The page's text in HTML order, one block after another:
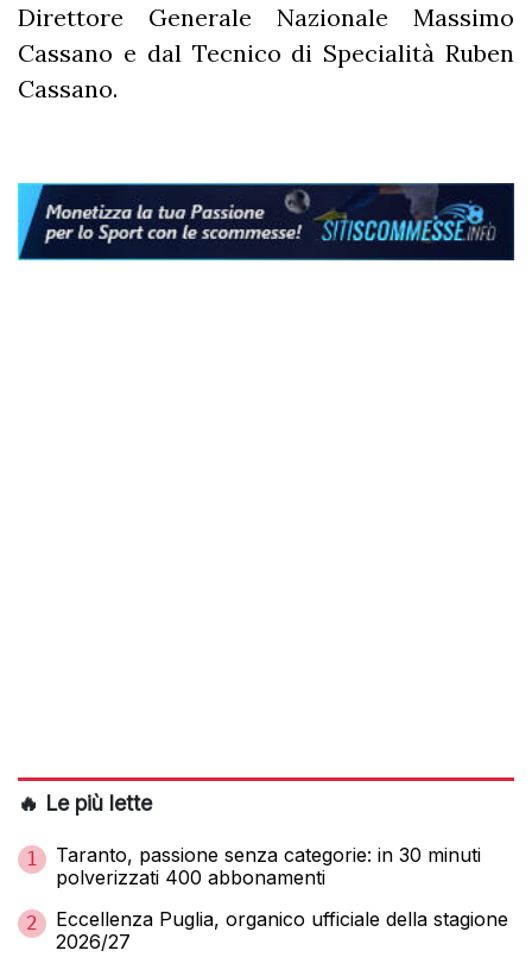
Direttore Generale Nazionale Massimo
Cassano e dal Tecnico di Specialità Ruben
Cassano.
🔥 Le più lette
1
Taranto, passione senza categorie: in 30 minuti
polverizzati 400 abbonamenti
2
Eccellenza Puglia, organico ufficiale della stagione
2026/27